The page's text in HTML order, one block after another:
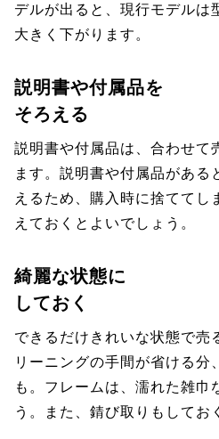
デルが出ると、現行モデルは
大きく下がります。
説明書や付属品を
そろえる
説明書や付属品は、合わせて
ます。説明書や付属品がある
えるため、購入時に捨ててし
えておくとよいでしょう。
綺麗な状態に
しておく
できるだけきれいな状態で売
リーニングの手間が省ける分
も。フレームは、濡れた雑巾
う。また、錆び取りもしてお